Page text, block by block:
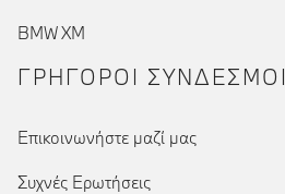
BMW XM
ΓΡΉΓΟΡΟΙ ΣΎΝΔΕΣΜΟΙ
Επικοινωνήστε μαζί μας
Συχνές Ερωτήσεις